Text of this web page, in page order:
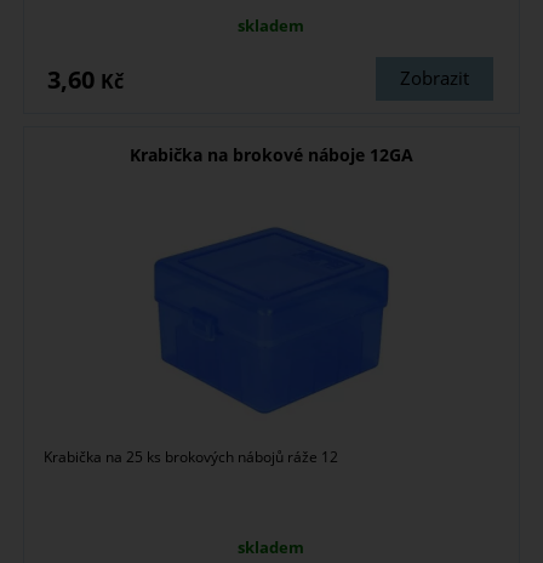
skladem
Zobrazit
3,60 Kč
Krabička na brokové náboje 12GA
Krabička na 25 ks brokových nábojů ráže 12
skladem